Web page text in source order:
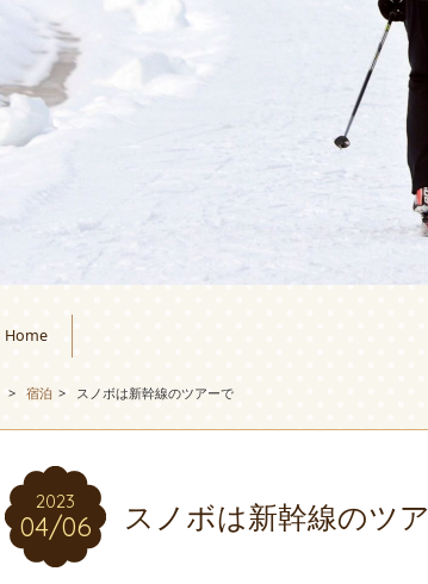
Home
> 宿泊 > スノボは新幹線のツアーで
2023
04/06 スノボは新幹線のツ